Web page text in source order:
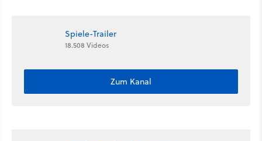
Spiele-Trailer
18.508 Videos
Zum Kanal